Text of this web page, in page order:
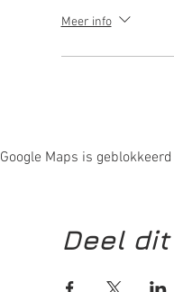
Meer info
Google Maps is
Deel